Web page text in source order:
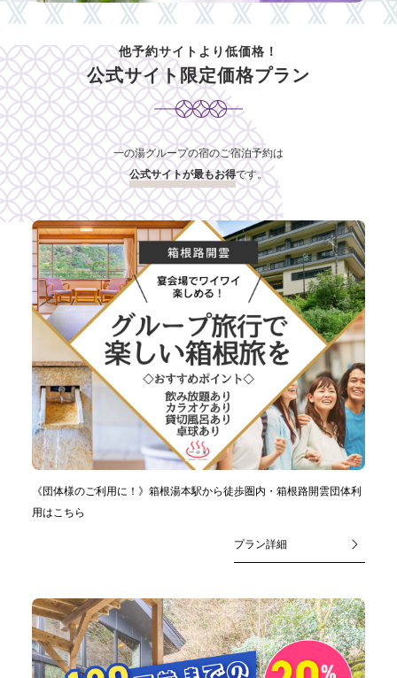
他予約サイトより低価格！
公式サイト限定価格プラン
一の湯グループの宿のご宿泊予約は
公式サイトが最もお得です。
《団体様のご利用に！》箱根湯本駅から徒歩圏内・箱根路開雲団体利
用はこちら
プラン詳細